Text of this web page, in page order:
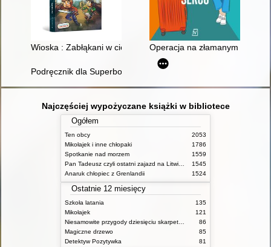
Wioska : Zabłąkani w ciemnościOperacja na złamanym sercu
Podręcznik dla Superbohaterów. Podręcznik
Najczęściej wypożyczane książki w bibliotece
Ogółem
Ten obcy
2053
Mikołajek i inne chłopaki
1786
Spotkanie nad morzem
1559
1545
Anaruk chłopiec z Grenlandii
1524
Ostatnie 12 miesięcy
Szkoła latania
135
Mikołajek
121
86
Magiczne drzewo
85
Detektyw Pozytywka
81